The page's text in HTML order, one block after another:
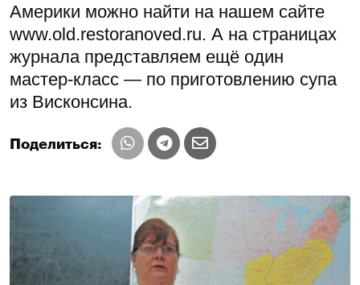
Америки можно найти на нашем сайте
www.old.restoranoved.ru. А на страницах
журнала представляем ещё один
мастер-класс — по приготовлению супа
из Висконсина.
Поделиться: